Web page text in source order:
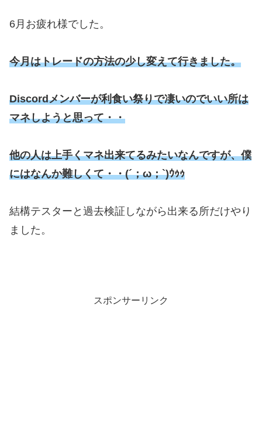
6月お疲れ様でした。
今月はトレードの方法の少し変えて行きました。
Discordメンバーが利食い祭りで凄いのでいい所は
マネしようと思って・・
他の人は上手くマネ出来てるみたいなんですが、僕
にはなんか難しくて・・(´；ω；`)ｳｩｩ
結構テスターと過去検証しながら出来る所だけやり
ました。
スポンサーリンク